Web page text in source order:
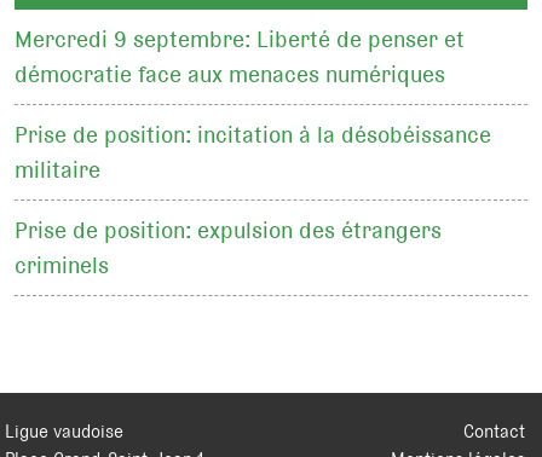
Mercredi 9 septembre: Liberté de penser et
démocratie face aux menaces numériques
Prise de position: incitation à la désobéissance
militaire
Prise de position: expulsion des étrangers
criminels
Contact
Ligue vaudoise